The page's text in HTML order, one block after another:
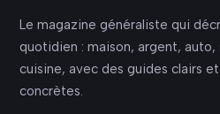
Le magazine généraliste qui
quotidien : maison, argent,
cuisine, avec des guides clairs
concrètes.